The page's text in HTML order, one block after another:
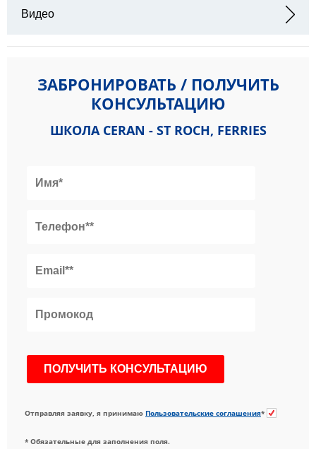
Видео
ЗАБРОНИРОВАТЬ / ПОЛУЧИТЬ
КОНСУЛЬТАЦИЮ
ШКОЛА CERAN - ST ROCH, FERRIES
Отправляя заявку, я принимаю Пользовательские соглашения*
* Обязательные для заполнения поля.